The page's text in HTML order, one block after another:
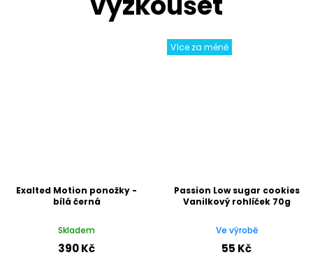
Exalted Motion ponožky -
bílá černá
Skladem
390 Kč
Více za méně
Passion Low sugar cookies
Vanilkový rohlíček 70g
Ve výrobě
55 Kč